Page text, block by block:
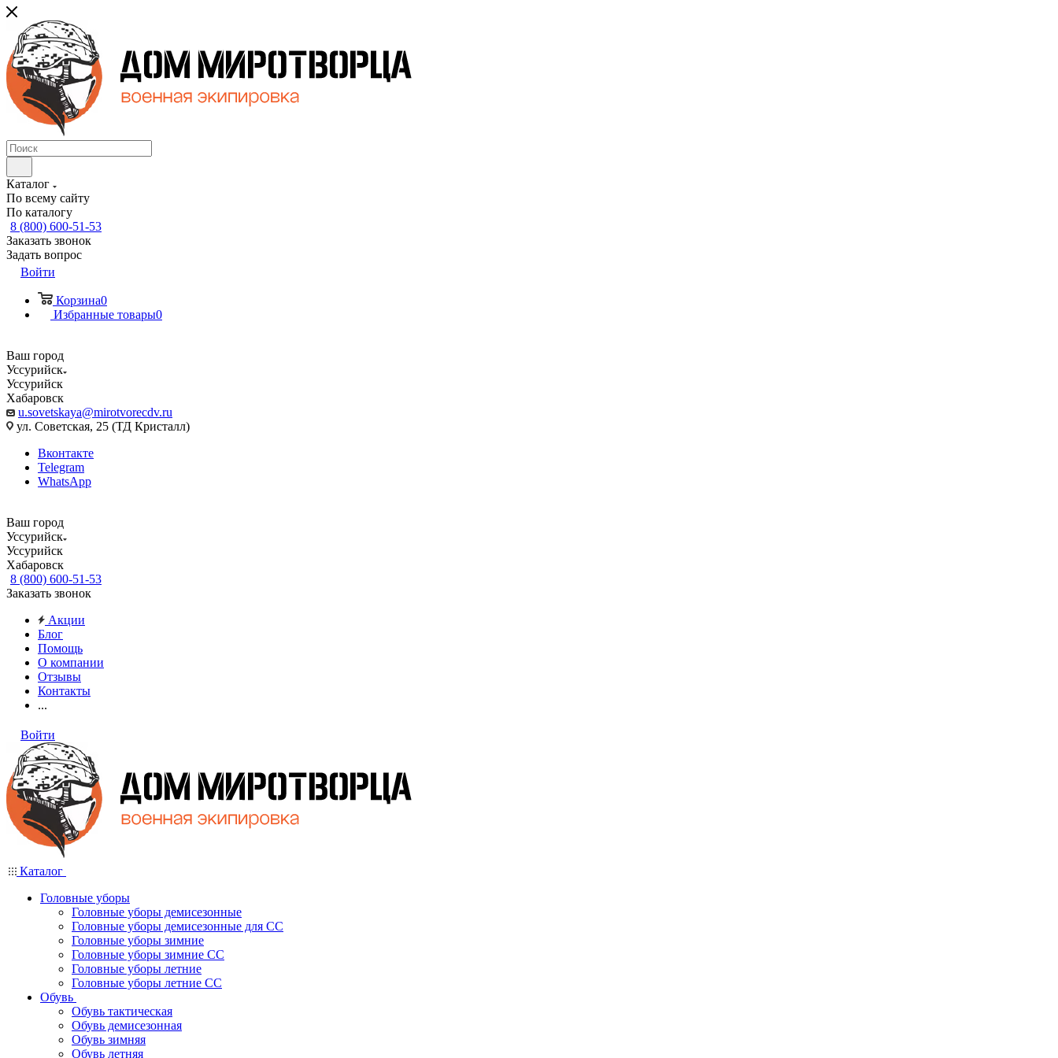
Каталог
По всему сайту
По каталогу
8 (800) 600-51-53
Заказать звонок
Задать вопрос
Войти
Корзина0
Избранные товары0
Ваш город
Уссурийск
Уссурийск
Хабаровск
u.sovetskaya@mirotvorecdv.ru
ул. Советская, 25 (ТД Кристалл)
Вконтакте
Telegram
WhatsApp
Ваш город
Уссурийск
Уссурийск
Хабаровск
8 (800) 600-51-53
Заказать звонок
Акции
Блог
Помощь
О компании
Отзывы
Контакты
...
Войти
Каталог
Головные уборы
Головные уборы демисезонные
Головные уборы демисезонные для СС
Головные уборы зимние
Головные уборы зимние СС
Головные уборы летние
Головные уборы летние СС
Обувь
Обувь тактическая
Обувь демисезонная
Обувь зимняя
Обувь летняя